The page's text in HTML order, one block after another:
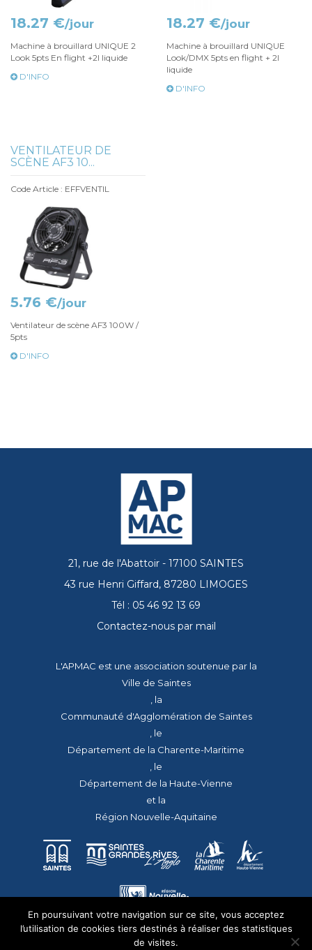
18.27 €/jour
Machine à brouillard UNIQUE 2
Look 5pts En flight +2l liquide
D'INFO
18.27 €/jour
Machine à brouillard UNIQUE
Look/DMX 5pts en flight + 2l
liquide
D'INFO
VENTILATEUR DE
SCÈNE AF3 10...
Code Article : EFFVENTIL
5.76 €/jour
Ventilateur de scène AF3 100W /
5pts
D'INFO
21, rue de l'Abattoir - 17100 SAINTES
43 rue Henri Giffard, 87280 LIMOGES
Tél : 05 46 92 13 69
Contactez-nous par mail
L'APMAC est une association soutenue par la
Ville de Saintes
, la
Communauté d'Agglomération de Saintes
, le
Département de la Charente-Maritime
, le
Département de la Haute-Vienne
et la
Région Nouvelle-Aquitaine
En poursuivant votre navigation sur ce site, vous acceptez
l’utilisation de cookies tiers destinés à réaliser des statistiques
de visites.